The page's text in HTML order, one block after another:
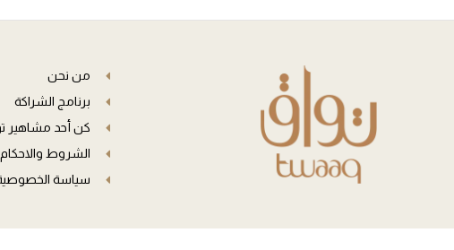
من نحن
برنامج الشراكة
كن أحد مشاهير
الشروط والاحكام
سياسة